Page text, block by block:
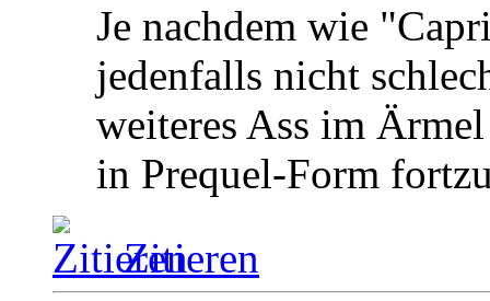
Je nachdem wie
jedenfalls nicht
weiteres Ass im
in Prequel-Form
Zitieren